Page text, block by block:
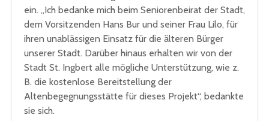
ein. „Ich bedanke mich beim Seniorenbeirat der Stadt,
dem Vorsitzenden Hans Bur und seiner Frau Lilo, für
ihren unablässigen Einsatz für die älteren Bürger
unserer Stadt. Darüber hinaus erhalten wir von der
Stadt St. Ingbert alle mögliche Unterstützung, wie z.
B. die kostenlose Bereitstellung der
Altenbegegnungsstätte für dieses Projekt“, bedankte
sie sich.